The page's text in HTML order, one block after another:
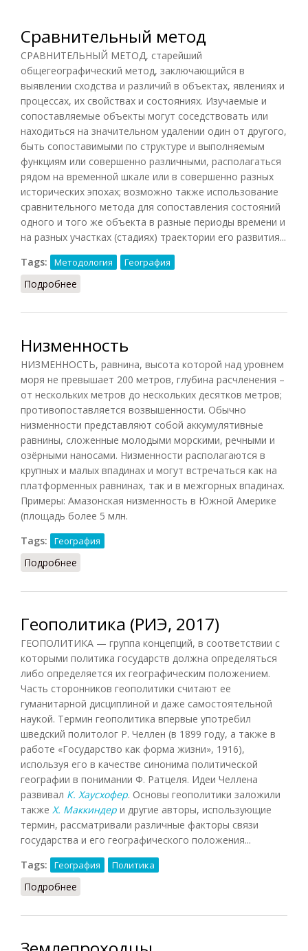
Сравнительный метод
СРАВНИТЕЛЬНЫЙ МЕТОД, старейший
общегеографический метод, заключающийся в
выявлении сходства и различий в объектах, явлениях и
процессах, их свойствах и состояниях. Изучаемые и
сопоставляемые объекты могут соседствовать или
находиться на значительном удалении один от другого,
быть сопоставимыми по структуре и выполняемым
функциям или совершенно различными, располагаться
рядом на временной шкале или в совершенно разных
исторических эпохах; возможно также использование
сравнительного метода для сопоставления состояний
одного и того же объекта в разные периоды времени и
на разных участках (стадиях) траектории его развития...
Tags:
Методология География
Подробнее
Низменность
НИЗМЕННОСТЬ, равнина, высота которой над уровнем
моря не превышает 200 метров, глубина расчленения –
от нескольких метров до нескольких десятков метров;
противопоставляется возвышенности. Обычно
низменности представляют собой аккумулятивные
равнины, сложенные молодыми морскими, речными и
озёрными наносами. Низменности располагаются в
крупных и малых впадинах и могут встречаться как на
платформенных равнинах, так и в межгорных впадинах.
Примеры: Амазонская низменность в Южной Америке
(площадь более 5 млн.
Tags:
География
Подробнее
Геополитика (РИЭ, 2017)
ГЕОПОЛИТИКА — группа концепций, в соответствии с
которыми политика государств должна определяться
либо определяется их географическим положением.
Часть сторонников геополитики считают ее
гуманитарной дисциплиной и даже самостоятельной
наукой. Термин геополитика впервые употребил
шведский политолог Р. Челлен (в 1899 году, а также в
работе «Государство как форма жизни», 1916),
используя его в качестве синонима политической
географии в понимании Ф. Ратцеля. Идеи Челлена
развивал К. Хаусхофер. Основы геополитики заложили
также X. Маккиндер и другие авторы, использующие
термин, рассматривали различные факторы связи
государства и его географического положения...
Tags:
География Политика
Подробнее